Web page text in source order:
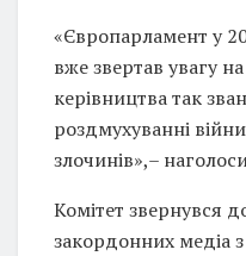
«Європарламент у
вже звертав увагу
керівництва так
роздмухуванні
злочинів»,–
Комітет звернувся
закордонних медіа